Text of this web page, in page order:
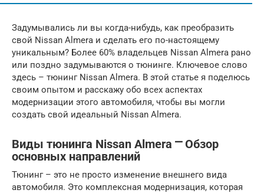
Задумывались ли вы когда-нибудь, как преобразить
свой Nissan Almera и сделать его по-настоящему
уникальным? Более 60% владельцев Nissan Almera рано
или поздно задумываются о тюнинге. Ключевое слово
здесь – тюнинг Nissan Almera. В этой статье я поделюсь
своим опытом и расскажу обо всех аспектах
модернизации этого автомобиля, чтобы вы могли
создать свой идеальный Nissan Almera.
Виды тюнинга Nissan Almera ⎻ Обзор
основных направлений
Тюнинг – это не просто изменение внешнего вида
автомобиля. Это комплексная модернизация, которая